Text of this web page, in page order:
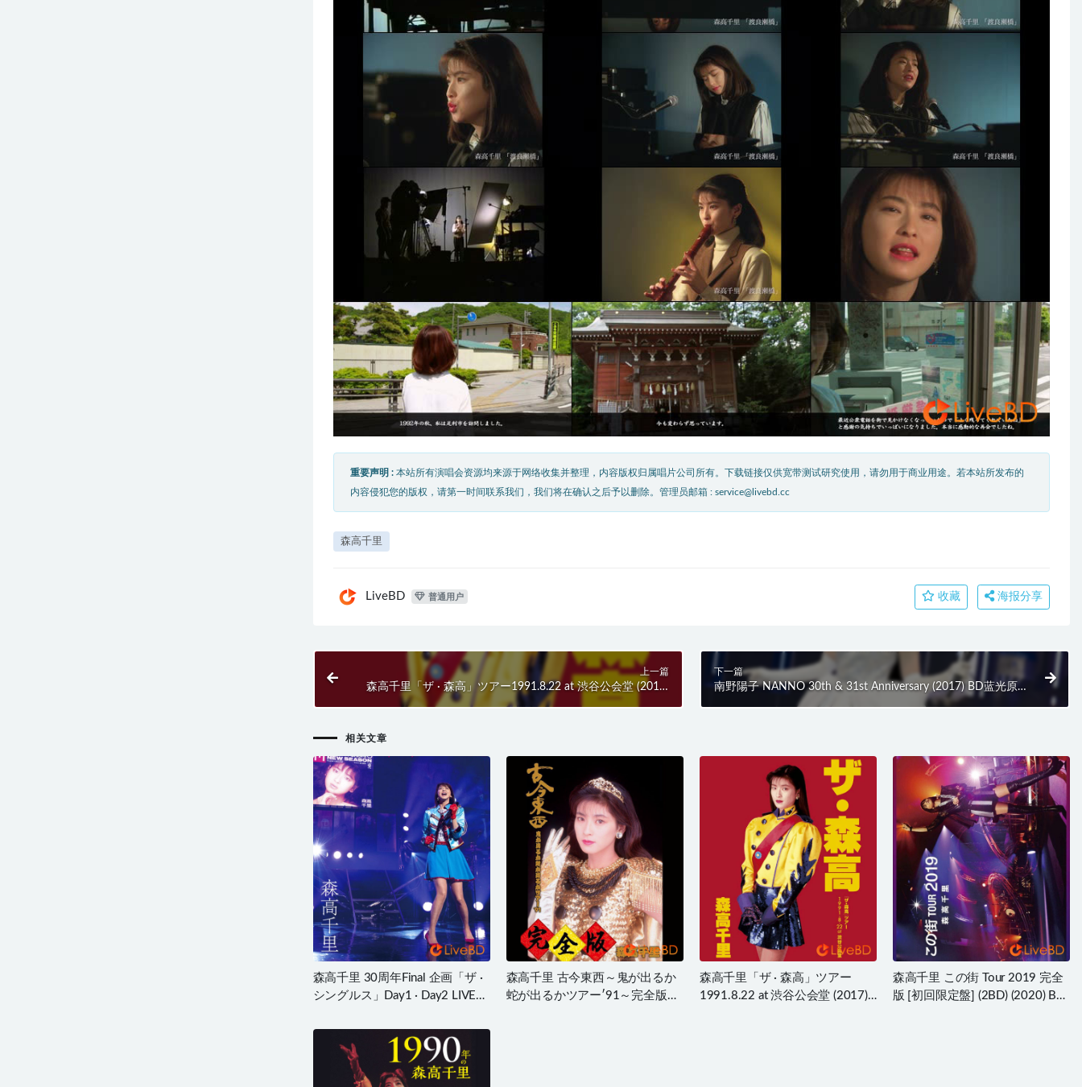
重要声明 : 本站所有演唱会资源均来源于网络收集并整理，内容版权归属唱片公司所有。下载链接仅供宽带测试研究使用，请勿用于商业用途。若本站所发布的
内容侵犯您的版权，请第一时间联系我们，我们将在确认之后予以删除。管理员邮箱 : service@livebd.cc
森高千里
LiveBD 普通用户 收藏 海报分享
上一篇
森高千里「ザ · 森高」ツアー1991.8.22 at 渋谷公会堂 (2017)
BD蓝光原盘 30.1G
下一篇
南野陽子 NANNO 30th & 31st Anniversary (2017) BD蓝光原盘
相关文章
森高千里 30周年Final 企画「ザ ·
シングルス」Day1 · Day2 LIVE
光原盘 90.1G
森高千里 古今東西～鬼が出るか
蛇が出るかツアー′91～完全版
森高千里「ザ · 森高」ツアー
1991.8.22 at 渋谷公会堂 (2017)
森高千里 この街 Tour 2019 完全
版 [初回限定盤] (2BD) (2020) BD